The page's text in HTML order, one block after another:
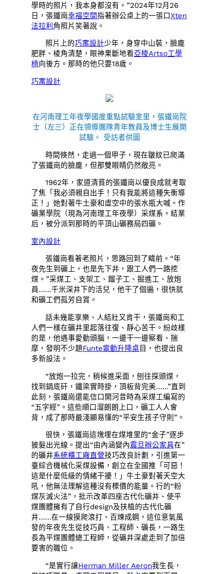
學時的照片，我本身都沒有。”2024年12月26
日，張鐵崗幸福空間指著辦公桌上的一張口Xten
法拉利 角照片笑著說。
照片上的巧寓設計少年，身穿中山裝，臉龐
肥胖、棱角清楚，眼神果斷地看亞梭Artso工學
椅向後方。那時的他只要18歲。
巧寓設計
在河南理工年夜學國度重點試驗室里，張鐵崗院
士（左三）正在領導團隊青年教員及博士生展開
試驗。 受訪者供圖
時間倏然，走過一個甲子，現在皺紋已爬滿
了張鐵崗的臉龐，但那雙眼睛仍然敞亮。
1962年，家道清貧的張鐵崗以優良成就考取
了焦「我必須親自出手！只有我能將這種失衡導
正！」她對著牛土豪和虛空中的張水瓶大喊。作
礦業學院（現為河南理工年夜學）采煤系。結業
后，被分派到那時的平頂山礦務局四礦。
室內設計
張鐵崗看著老照片，思路回到了疇前。“年
夜先生到礦上，也是先下井，跟工人們一路挖
煤。”采煤工、支架工、鎦子工、掘進工、放炮
員……千米深井下的活兒，他干了個遍，很快就
和礦工們孤芳自賞。
話未幾能享樂、人結壯又肯干，張鐵崗和工
人們一樣在礦井里起落往復、靜心苦干。紛歧樣
的是，他遇事愛動頭腦，一邊干一邊察看、揣
摩，發明不少題Funte電動升降桌 目，也提出良
多新設法。
“放炮一拉完，稍候進采面，刨往探頭煤，
找到鍋底矸，鐵梁實時掛，頂板背完美……”直到
此刻，張鐵崗還能信口開河昔時為采煤工編寫的
“五字經”。這些順口溜朗朗上口，礦工人人會
背，成了那時最淺顯易懂的“平安生孩子守則”。
很快，張鐵崗這塊埋在煤堆里的“金子”逐步
披髮出光線。提出“由內涵變內震旦辦公家具在”
的礦井系統櫃工廠直營技巧改良計劃，引進第一
臺綜合機械化采煤設備，創立在全國推「可惡！
這是什麼低級的情緒干擾！」牛土豪對著天空大
吼，他無法理解這種沒有標價的能量。行的“粉
煤灰滅火法”，批示改革四座古代化礦井、使平
煤團體擁有了自行design及扶植的古代化礦
井……在一線摸爬滾打、百煉成鋼，這位意氣風
發的年夜先生從技巧員、工程師、礦長，一路生
長為平煤團體總工程師，從礦井深處走到了加倍
要害的職位。
“是實行讓Herman Miller Aeron我生長，